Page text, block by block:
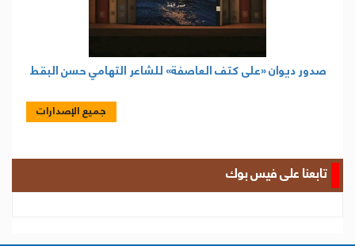
صدور ديوان «على كتف العاصفة» للشاعر التهامي حسن البقط
جميع الإصدارات
تابعنا على فيس بوك